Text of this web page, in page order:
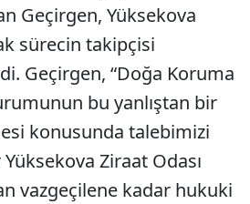
Geçirgen, Yüksekova
sürecin takipçisi
Geçirgen, “Doğa Koruma
bu yanlıştan bir
konusunda talebimizi
Ziraat Odası
vazgeçilene kadar hukuki